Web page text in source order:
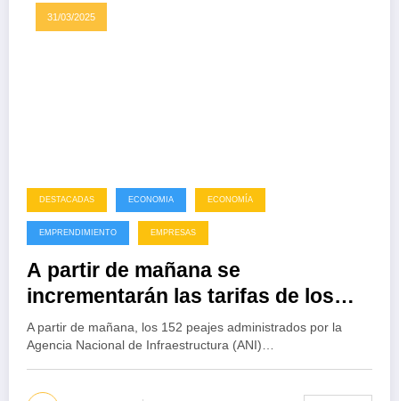
31/03/2025
DESTACADAS ECONOMIA ECONOMÍA
EMPRENDIMIENTO EMPRESAS
A partir de mañana se
incrementarán las tarifas de los
peajes
A partir de mañana, los 152 peajes administrados por la
Agencia Nacional de Infraestructura (ANI)…